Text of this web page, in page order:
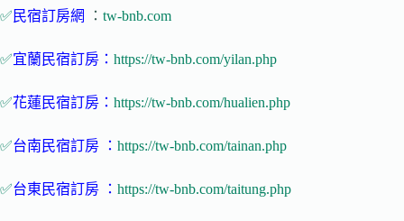
✅ 民宿訂房網 ： tw-bnb.com
✅宜蘭民宿訂房： https://tw-bnb.com/yilan.php
✅花蓮民宿訂房： https://tw-bnb.com/hualien.php
✅台南民宿訂房 ： https://tw-bnb.com/tainan.php
✅台東民宿訂房 ： https://tw-bnb.com/taitung.php